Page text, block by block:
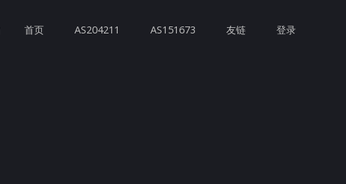
首页 AS204211 AS151673 友链 登录